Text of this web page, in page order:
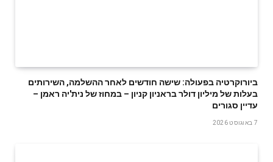
ביורוקרטיה בפעולה: שישה חודשים לאחר ההשלמה, השירותים
בעלות של מיליון דולר בראניון קניון – במחוז של נית'יה ראמן –
עדיין סגורים
7 באוגוסט 2026